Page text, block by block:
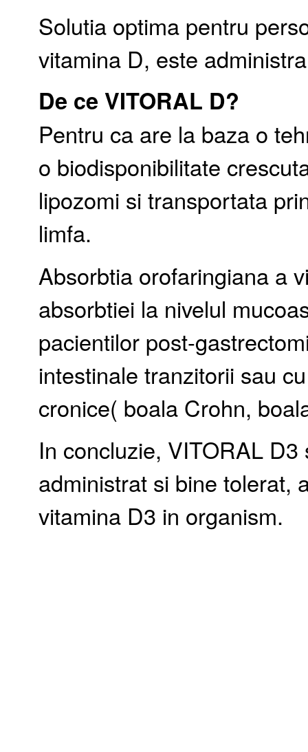
Solutia optima pentru
vitamina D, este
De ce VITORAL D?
Pentru ca are la baza o
o biodisponibilitate
lipozomi si transportata
limfa.
Absorbtia orofaringiana a
absorbtiei la nivelul
pacientilor post-
intestinale tranzitorii sau
cronice( boala Crohn,
In concluzie, VITORAL
administrat si bine tolerat,
vitamina D3 in organism.